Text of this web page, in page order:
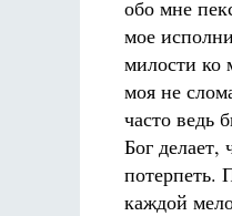
обо мне
мое
милости ко
моя не
часто ведь
Бог
потерпеть.
каждой